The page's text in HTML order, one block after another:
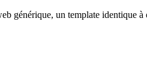
générique, un template identique